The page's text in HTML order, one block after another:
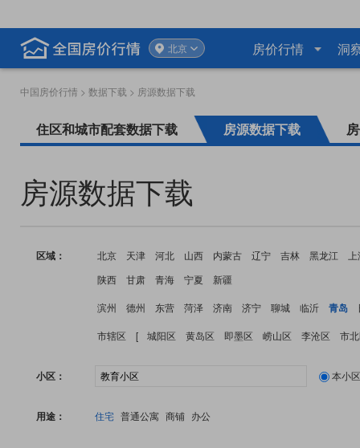
北京 房价行情 洞
中国房价行情 > 数据下载 > 房源数据下载
住区和城市配套数据下载 房源数据下载
房源数据下载
区域： 北京 天津 河北 山西 内蒙古 辽宁 吉林 黑龙江
陕西
甘肃 青海 宁夏 新疆
滨州 德州 东营 菏泽 济南 济宁 聊城 临沂 青岛
市辖区 [ 城阳区 黄岛区 即墨区 崂山区 李沧区 市
小区： 本小区
用途： 住宅 普通公寓 商铺 办公